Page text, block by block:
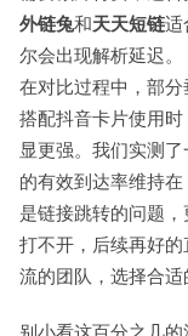
外链兔和天天短链适
尔会出现解析延迟。
在对比过程中，部
搭配抖音卡片使用
显更强。我们实测
的有效到达率维持
是链接跳转的问题
打不开，后续再好
流的团队，选择合适